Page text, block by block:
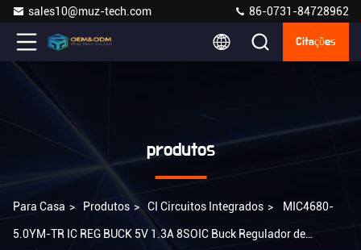
sales10@muz-tech.com 86-0731-84728962
Citações
produtos
Para Casa > Produtos > CI Circuitos Integrados > MIC4680-
5.0YM-TR IC REG BUCK 5V 1.3A 8SOIC Buck Regulador de